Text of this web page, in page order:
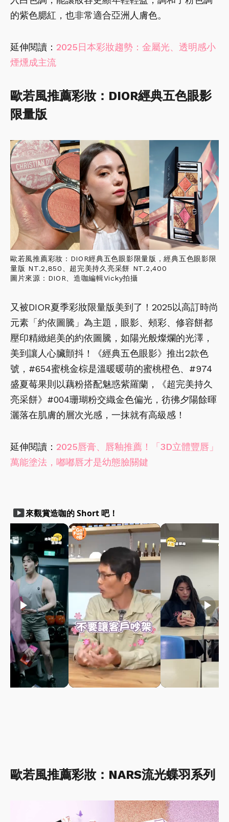
的紫色腮紅，也非常適合亞洲人膚色。
延伸閱讀： 2025日本彩妝趨勢：金屬光、透明感小
煙燻成主流
歐若風推薦彩妝：DIOR經典五色眼影
限量版
歐若風推薦彩妝：DIOR經典五色眼影限量版，經典五色眼影限
量版 NT.2,850、超完美持久亮采餅 NT.2,400
圖片來源：DIOR、造咖編輯Vicky拍攝
又被DIOR夏季彩妝限量版美到了！2025以高訂時尚
元素「約依圖騰」為主題，眼影、頰彩、修容餅都
壓印精緻絕美的約依圖騰，如陽光般燦爛的光澤，
美到讓人心臟顫抖！《經典五色眼影》推出2款色
號，#654蜜桃金棕是溫暖暖萌的蜜桃橙色、#974
盛夏莓果則以藕粉搭配魅惑紫羅蘭，《超完美持久
亮采餅》#004珊瑚粉交織金色偏光，彷彿夕陽餘暉
灑落在肌膚的層次光感，一抹就有高級感！
延伸閱讀： 2025唇膏、唇釉推薦！「3D立體豐唇」
萬能塗法，嘟嘟唇才是幼態臉關鍵
smart_display來觀賞造咖的 Short 吧！
play_arrow play_arrow play_arrow
歐若風推薦彩妝：NARS流光蝶羽系列